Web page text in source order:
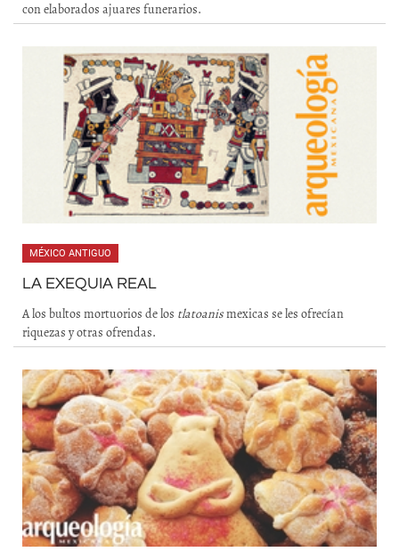
con elaborados ajuares funerarios.
MÉXICO ANTIGUO
LA EXEQUIA REAL
A los bultos mortuorios de los tlatoanismexicas se les ofrecían
riquezas y otras ofrendas.